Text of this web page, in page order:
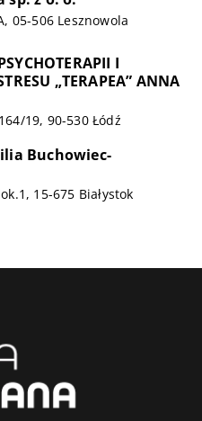
05-506 Lesznowola
I
„TERAPEA” ANNA
19, 90-530 Łódź
Buchowiec-
15-675 Białystok